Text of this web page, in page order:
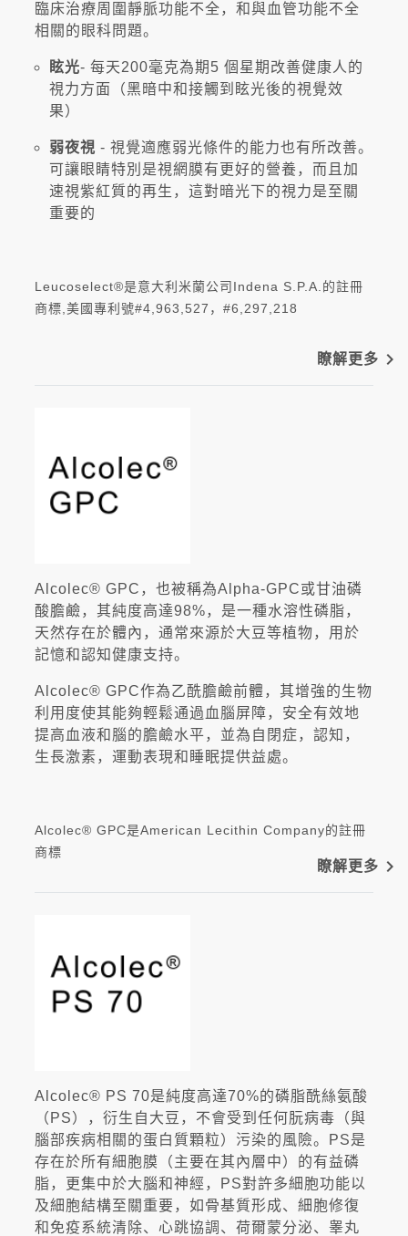
臨床治療周圍靜脈功能不全，和與血管功能不全
相關的眼科問題。
眩光- 每天200毫克為期5 個星期改善健康人的
視力方面（黑暗中和接觸到眩光後的視覺效
果）
弱夜視 - 視覺適應弱光條件的能力也有所改善。
可讓眼睛特別是視網膜有更好的營養，而且加
速視紫紅質的再生，這對暗光下的視力是至關
重要的
Leucoselect®是意大利米蘭公司Indena S.P.A.的註冊
商標,美國專利號#4,963,527，#6,297,218
瞭解更多 navigate_next
Alcolec® GPC，也被稱為Alpha-GPC或甘油磷
酸膽鹼，其純度高達98%，是一種水溶性磷脂，
天然存在於體內，通常來源於大豆等植物，用於
記憶和認知健康支持。
Alcolec® GPC作為乙酰膽鹼前體，其增強的生物
利用度使其能夠輕鬆通過血腦屏障，安全有效地
提高血液和腦的膽鹼水平，並為自閉症，認知，
生長激素，運動表現和睡眠提供益處。
Alcolec® GPC是American Lecithin Company的註冊
商標
瞭解更多 navigate_next
Alcolec® PS 70是純度高達70%的磷脂酰絲氨酸
（PS），衍生自大豆，不會受到任何朊病毒（與
腦部疾病相關的蛋白質顆粒）污染的風險。PS是
存在於所有細胞膜（主要在其內層中）的有益磷
脂，更集中於大腦和神經，PS對許多細胞功能以
及細胞結構至關重要，如骨基質形成、細胞修復
和免疫系統清除、心跳協調、荷爾蒙分泌、睾丸